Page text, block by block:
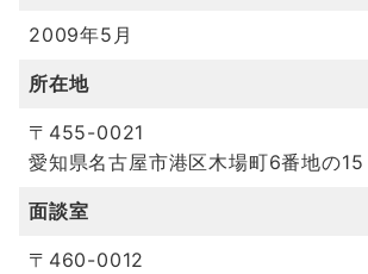
2009年5月
所在地
〒455-0021
愛知県名古屋市港区木場町6番地の15
面談室
〒460-0012